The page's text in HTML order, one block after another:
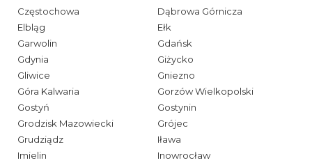
Częstochowa
Dąbrowa Górnicza
Elbląg
Ełk
Garwolin
Gdańsk
Gdynia
Giżycko
Gliwice
Gniezno
Góra Kalwaria
Gorzów Wielkopolski
Gostyń
Gostynin
Grodzisk Mazowiecki
Grójec
Grudziądz
Iława
Imielin
Inowrocław